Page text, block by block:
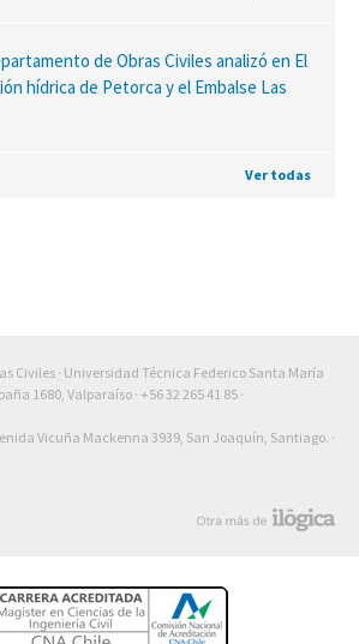
de Obras Civiles analizó en El
hídrica de Petorca y el Embalse Las
Ver todas
Civiles · Universidad Técnica Federico Santa María
1680, Valparaíso · +56 32 265 41 85 ·
Vicuña Mackenna 3939, San Joaquín, Santiago. ·